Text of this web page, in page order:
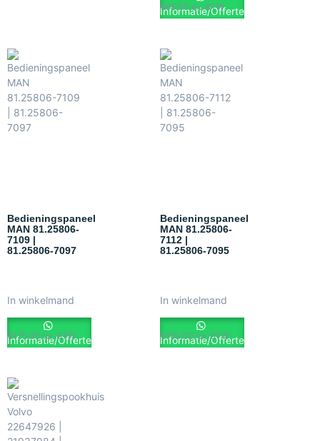
€65.00 ex. BTW
Informatie/Offerte
Bedieningspaneel
MAN 81.25806-
7109 |
81.25806-7097
€175.00 ex. BTW
In winkelmand
Informatie/Offerte
Bedieningspaneel
MAN 81.25806-
7112 |
81.25806-7095
€160.00 ex. BTW
In winkelmand
Informatie/Offerte